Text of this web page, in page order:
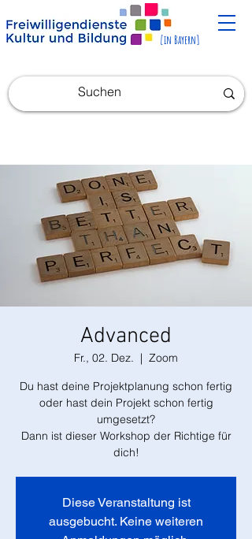
[in Bayern]
Advanced
Fr., 02. Dez.
  |
Zoom
Du hast deine Projektplanung schon fertig
oder hast dein Projekt schon fertig
umgesetzt?
Dann ist dieser Workshop der Richtige für
dich!
Diese Veranstaltung ist
ausgebucht. Keine weiteren